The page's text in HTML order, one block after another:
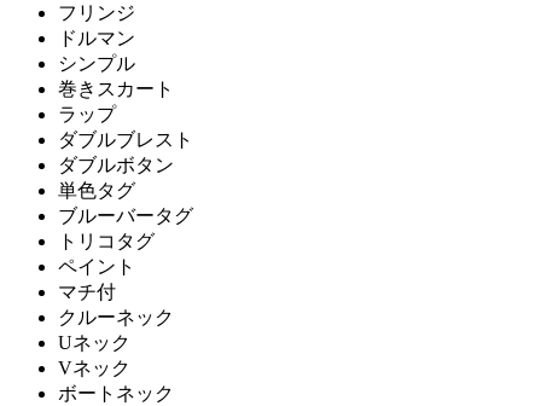
フリンジ
ドルマン
シンプル
巻きスカート
ラップ
ダブルブレスト
ダブルボタン
単色タグ
ブルーバータグ
トリコタグ
ペイント
マチ付
クルーネック
Uネック
Vネック
ボートネック